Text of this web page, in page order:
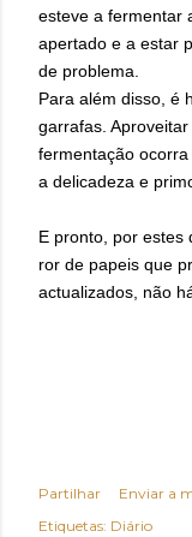
esteve a fermentar
apertado e a estar
de problema.
Para além disso, é
garrafas.
fermentação
a delicadeza e
E pronto, por estes
ror de papeis que
actualizados, não
Partilhar
Enviar a
Etiquetas: Diário